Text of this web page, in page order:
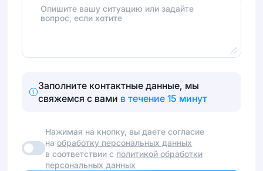
Опишите вашу ситуацию или задайте
вопрос, если хотите
Заполните контактные данные, мы
свяжемся с вами в течение 15 минут
Нажимая на кнопку, вы даете согласие
наобработку персональных данных
в соответствии с политикой обработки
персональных данных